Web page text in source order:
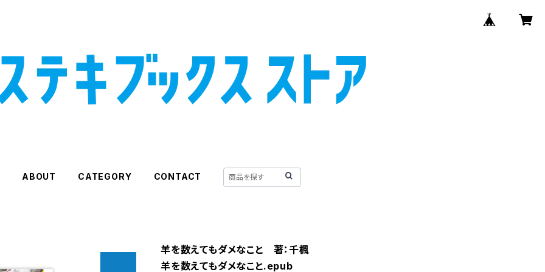
ABOUT CATEGORY CONTACT
羊を数えてもダメなこと 著：千楓
羊を数えてもダメなこと.epub